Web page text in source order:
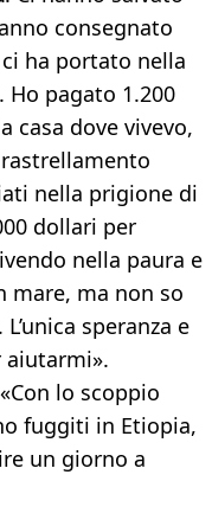
consegnato
ha portato nella
pagato 1.200
casa dove vivevo,
nella prigione di
dollari per
nella paura e
mare, ma non so
speranza e
aiutarmi».
lo scoppio
fuggiti in Etiopia,
un giorno a